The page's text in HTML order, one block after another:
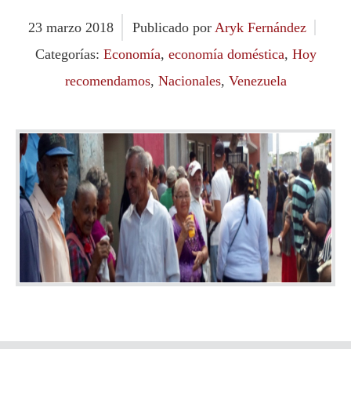
23 marzo 2018 Publicado por Aryk Fernández
Categorías: Economía, economía doméstica, Hoy
recomendamos, Nacionales, Venezuela